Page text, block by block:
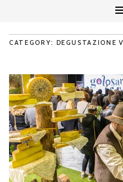
CATEGORY: DEGUSTAZIONE